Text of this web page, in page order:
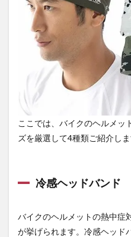
の通
販な
ら
【作
業着
専門
店 ま
もる
君】
ここでは、バイクのヘルメッ
ズを厳選して4種類ご紹介しま
冷感ヘッドバンド
バイクのヘルメットの熱中症
が挙げられます。冷感ヘッド